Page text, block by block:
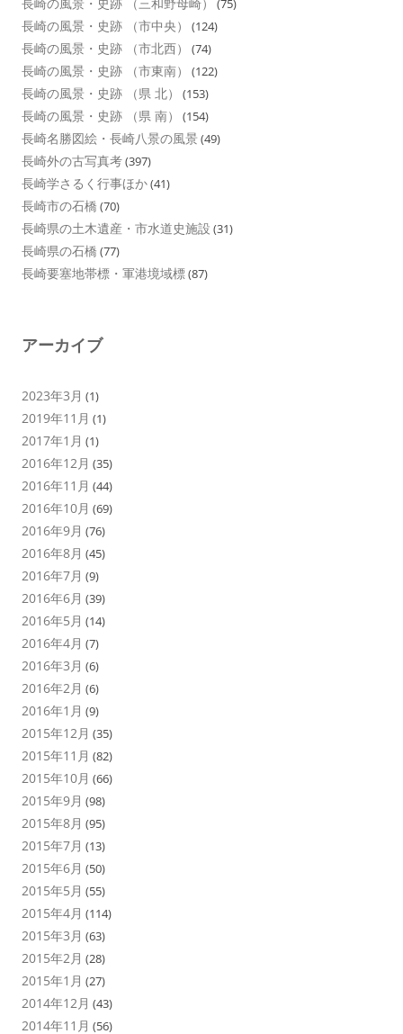
(75)
長崎の風景・史跡 （市中央） (124)
長崎の風景・史跡 （市北西） (74)
長崎の風景・史跡 （市東南） (122)
長崎の風景・史跡 （県 北） (153)
長崎の風景・史跡 （県 南） (154)
長崎名勝図絵・長崎八景の風景 (49)
長崎外の古写真考(397)
長崎学さるく行事ほか(41)
長崎市の石橋 (70)
長崎県の土木遺産・市水道史施設 (31)
長崎県の石橋 (77)
長崎要塞地帯標・軍港境域標(87)
アーカイブ
2023年3月 (1)
2019年11月 (1)
2017年1月 (1)
2016年12月 (35)
2016年11月 (44)
2016年10月 (69)
2016年9月 (76)
2016年8月 (45)
2016年7月 (9)
2016年6月 (39)
2016年5月 (14)
2016年4月 (7)
2016年3月 (6)
2016年2月 (6)
2016年1月 (9)
2015年12月 (35)
2015年11月 (82)
2015年10月 (66)
2015年9月 (98)
2015年8月 (95)
2015年7月 (13)
2015年6月 (50)
2015年5月 (55)
2015年4月 (114)
2015年3月 (63)
2015年2月 (28)
2015年1月 (27)
2014年12月 (43)
2014年11月 (56)